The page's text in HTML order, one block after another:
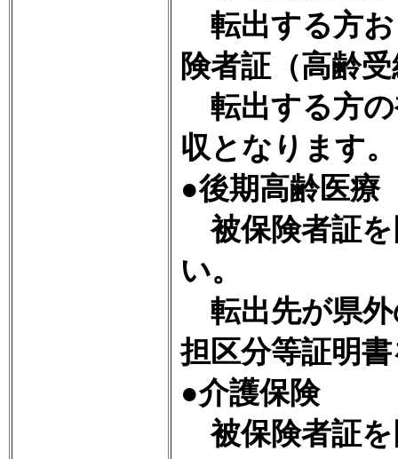
転出する方お
険者証（高齢
転出する方の
収となります。
●後期高齢医療
被保険者証を
い。
転出先が県外
担区分等証明
●介護保険
被保険者証を